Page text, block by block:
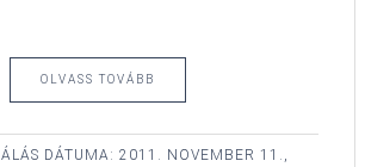
OLVASS TOVÁBB
DÁTUMA: 2011. NOVEMBER 11.,